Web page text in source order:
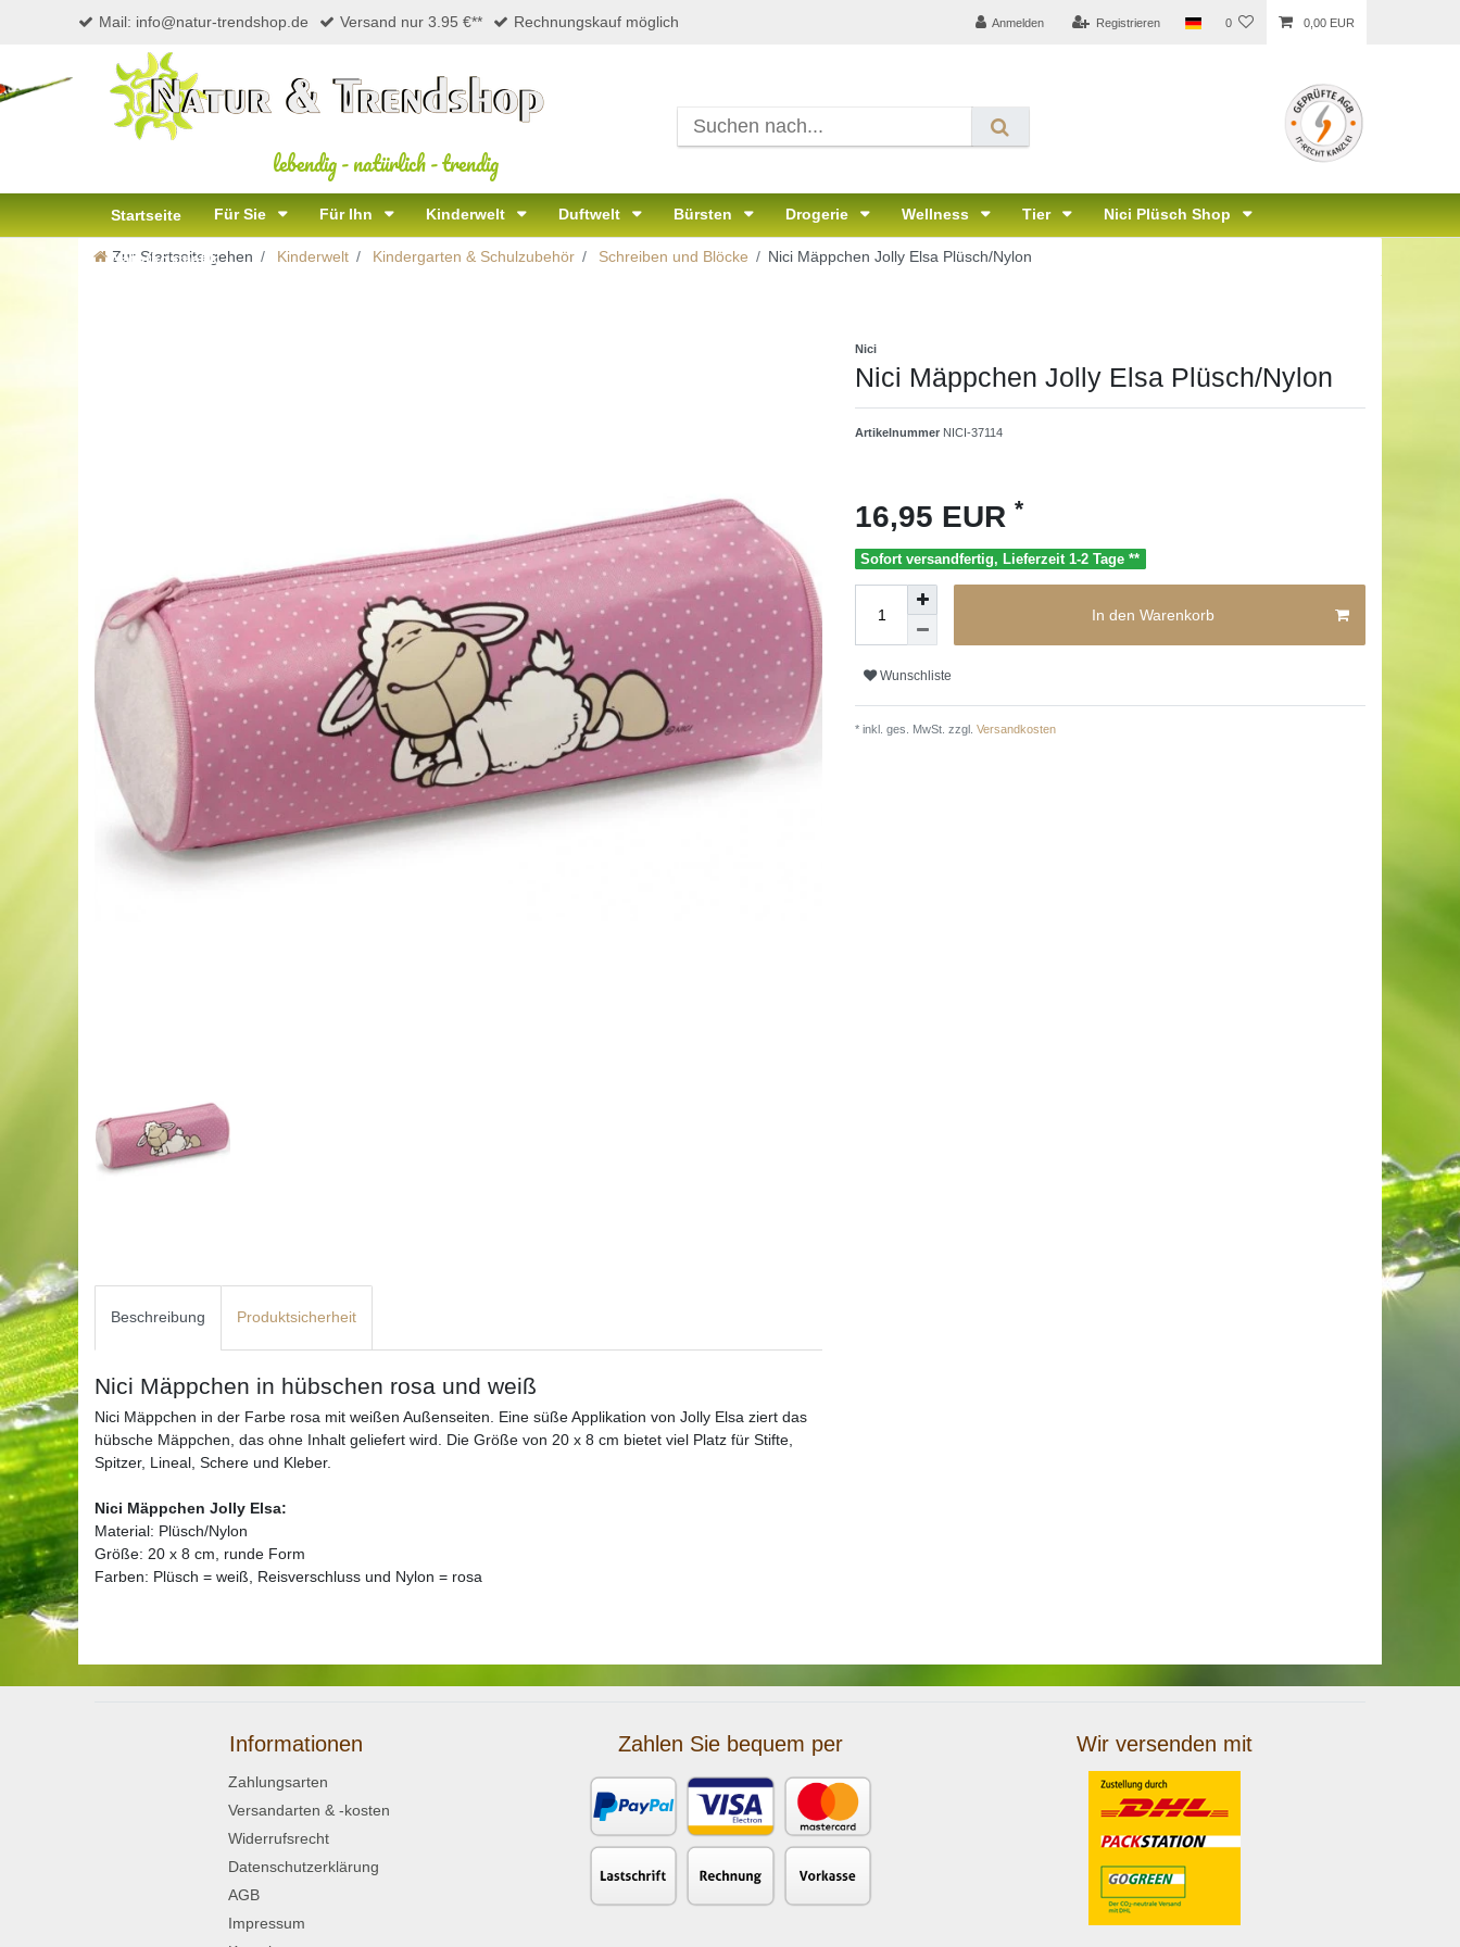
Mail: info@natur-trendshop.de Versand nur 3.95 €** Rechnungskauf möglich Anmelden Registrieren 0 0,00 EUR
lebendig-natürlich-trendig
Startseite Für Sie Für Ihn Kinderwelt Duftwelt Bürsten Drogerie Wellness Tier Nici Plüsch Shop
Naturkosmetik
Zur Startseite gehen Kinderwelt Kindergarten & Schulzubehör Schreiben und Blöcke Nici Mäppchen Jolly Elsa Plüsch/Nylon
Nici
Nici Mäppchen Jolly Elsa Plüsch/Nylon
Artikelnummer NICI-37114
16,95 EUR *
Sofort versandfertig, Lieferzeit 1-2 Tage **
In den Warenkorb
Wunschliste
* inkl. ges. MwSt. zzgl. Versandkosten
Beschreibung Produktsicherheit
Nici Mäppchen in hübschen rosa und weiß
Nici Mäppchen in der Farbe rosa mit weißen Außenseiten. Eine süße Applikation von Jolly Elsa ziert das
hübsche Mäppchen, das ohne Inhalt geliefert wird. Die Größe von 20 x 8 cm bietet viel Platz für Stifte,
Spitzer, Lineal, Schere und Kleber.
Nici Mäppchen Jolly Elsa:
Material: Plüsch/Nylon
Größe: 20 x 8 cm, runde Form
Farben: Plüsch = weiß, Reisverschluss und Nylon = rosa
Informationen
Zahlungsarten
Versandarten & -kosten
Widerrufsrecht
Datenschutzerklärung
AGB
Impressum
Zahlen Sie bequem per Wir versenden mit